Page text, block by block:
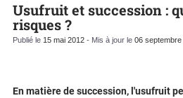
Usufruit et succession :
risques ?
Publié le 15 mai 2012 - Mis à jour le 06 septembre
En matière de succession, l'usufruit